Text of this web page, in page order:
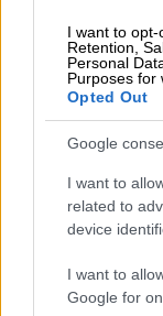
I want to opt-
Retention,
Personal
Purposes for
Opted Out
Google
I want to
related to
device
I want to
Google for
Ελλάδα|
Μετάλλαξη
Σάββατο 27